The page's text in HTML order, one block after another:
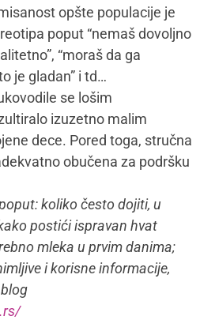
opšte populacije je
poput “nemaš dovoljno
“moraš da ga
je gladan” i td…
se lošim
izuzetno malim
dece. Pored toga, stručna
obučena za podršku
koliko često dojiti, u
postići ispravan hvat
mleka u prvim danima;
i korisne informacije,